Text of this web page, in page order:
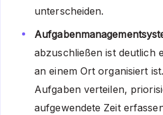
unterscheiden.
abzuschließen ist deutlich
an einem Ort organisiert
Aufgaben verteilen,
aufgewendete Zeit